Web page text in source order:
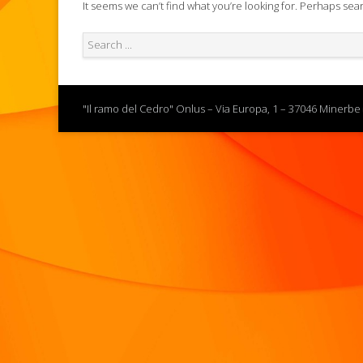
It seems we can’t find what you’re looking for. Perhaps
"Il ramo del Cedro" Onlus – Via Europa, 1 – 37046 Minerbe